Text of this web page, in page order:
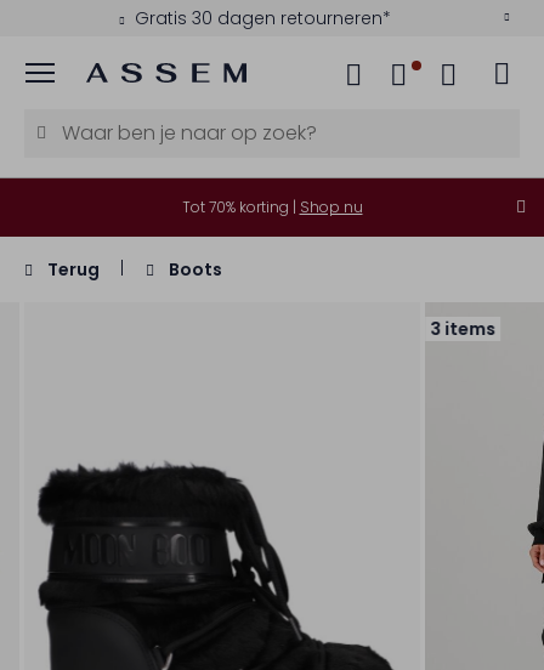
Gratis 30 dagen retourneren*
Menu
Tot 70% korting | Shop nu
Terug Boots
3 items